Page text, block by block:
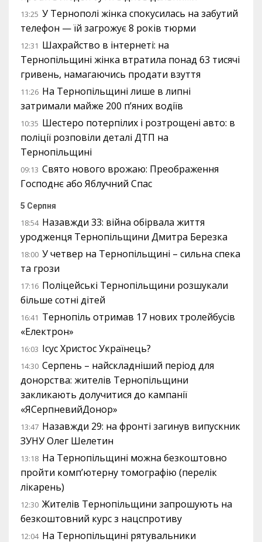
13:25 У Тернополі жінка спокусилась на забутий
телефон — їй загрожує 8 років тюрми
12:31 Шахрайство в інтернеті: на
Тернопільщині жінка втратила понад 63 тисячі
гривень, намагаючись продати взуття
11:26 На Тернопільщині лише в липні
затримали майже 200 п’яних водіїв
10:35 Шестеро потерпілих і розтрощені авто: в
поліції розповіли деталі ДТП на
Тернопільщині
09:13 Свято нового врожаю: Преображення
Господнє або Яблучний Спас
5 Серпня
18:54 Назавжди 33: війна обірвала життя
уродженця Тернопільщини Дмитра Березка
18:00 У четвер на Тернопільщині – сильна спека
та грози
17:16 Поліцейські Тернопільщини розшукали
більше сотні дітей
16:41 Тернопіль отримав 17 нових тролейбусів
«Електрон»
16:03 Ісус Христос Українець?
14:30 Серпень – найскладніший період для
донорства: жителів Тернопільщини
закликають долучитися до кампанії
«ЯСерпневийДонор»
13:47 Назавжди 29: на фронті загинув випускник
ЗУНУ Олег Шелетин
13:18 На Тернопільщині можна безкоштовно
пройти комп’ютерну томографію (перелік
лікарень)
12:30 Жителів Тернопільщини запрошують на
безкоштовний курс з нацспротиву
12:04 На Тернопільщині рятувальники